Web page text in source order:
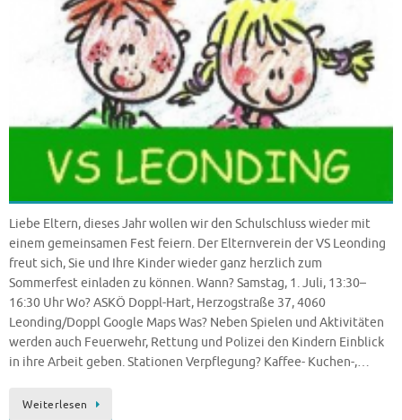
Liebe Eltern, dieses Jahr wollen wir den Schulschluss wieder mit
einem gemeinsamen Fest feiern. Der Elternverein der VS Leonding
freut sich, Sie und Ihre Kinder wieder ganz herzlich zum
Sommerfest einladen zu können. Wann? Samstag, 1. Juli, 13:30–
16:30 Uhr Wo? ASKÖ Doppl-Hart, Herzogstraße 37, 4060
Leonding/Doppl Google Maps Was? Neben Spielen und Aktivitäten
werden auch Feuerwehr, Rettung und Polizei den Kindern Einblick
in ihre Arbeit geben. Stationen Verpflegung? Kaffee- Kuchen-,…
Weiterlesen